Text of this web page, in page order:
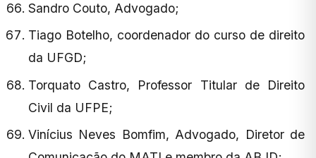
Sandro Couto, Advogado;
Tiago Botelho, coordenador do curso de direito
da UFGD;
Torquato Castro, Professor Titular de Direito
Civil da UFPE;
Vinícius Neves Bomfim, Advogado, Diretor de